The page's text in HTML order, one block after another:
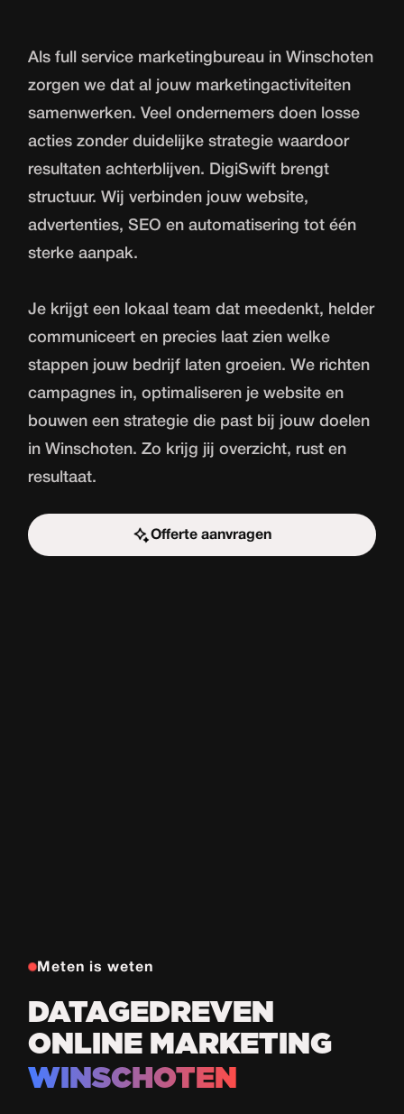
Als full service marketingbureau in Winschoten
zorgen we dat al jouw marketingactiviteiten
samenwerken. Veel ondernemers doen losse
acties zonder duidelijke strategie waardoor
resultaten achterblijven. DigiSwift brengt
structuur. Wij verbinden jouw website,
advertenties, SEO en automatisering tot één
sterke aanpak.
Je krijgt een lokaal team dat meedenkt, helder
communiceert en precies laat zien welke
stappen jouw bedrijf laten groeien. We richten
campagnes in, optimaliseren je website en
bouwen een strategie die past bij jouw doelen
in Winschoten. Zo krijg jij overzicht, rust en
resultaat.
Offerte aanvragen
Start de uitdaging
Meten is weten
DATAGEDREVEN
ONLINE MARKETING
WINSCHOTEN